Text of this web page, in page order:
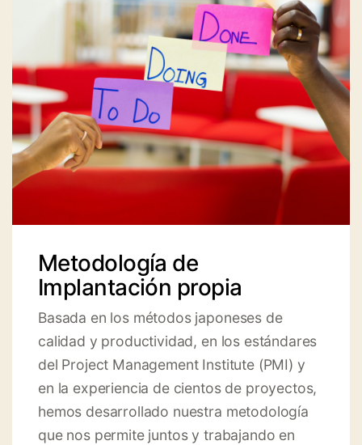
Metodología de
Implantación propia
Basada en los métodos japoneses de
calidad y productividad, en los estándares
del Project Management Institute (PMI) y
en la experiencia de cientos de proyectos,
hemos desarrollado nuestra metodología
que nos permite juntos y trabajando en